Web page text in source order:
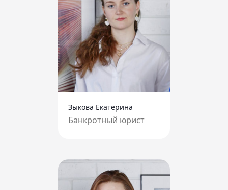
Зыкова Екатерина
Банкротный юрист